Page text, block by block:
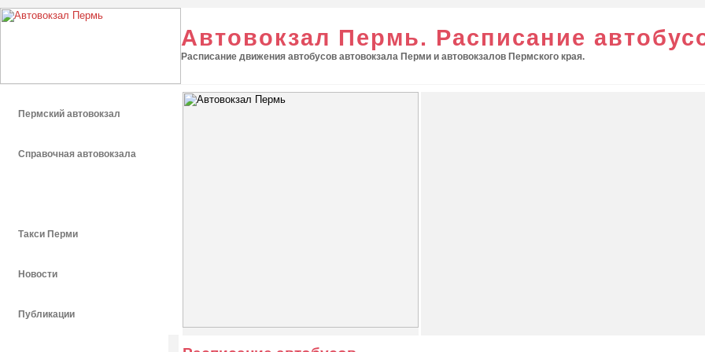
Автовокзал Пермь. Расписание
Расписание движения автобусов автовокзала Перми и автовокзалов Пермского края.
Пермский автовокзал
Справочная автовокзала
Такси Перми
Новости
Публикации